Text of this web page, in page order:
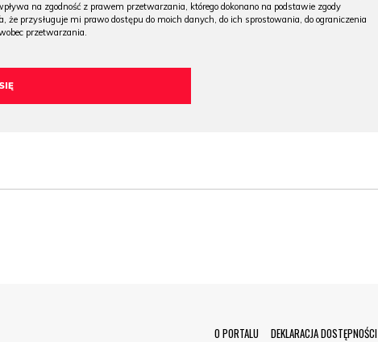
na zgodność z prawem przetwarzania, którego dokonano na podstawie zgody
że przysługuje mi prawo dostępu do moich danych, do ich sprostowania, do ograniczenia
przetwarzania.
O PORTALU DEKLARACJA DOSTĘPNOŚCI